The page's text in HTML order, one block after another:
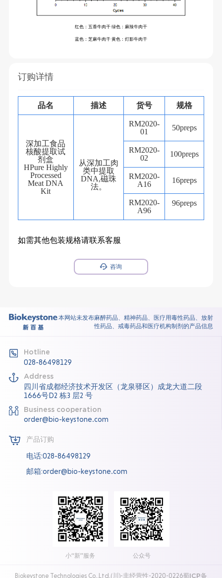
红色：五香牛肉干 绿色：麻辣牛肉干
蓝色：芝麻牛肉干 黄色：灯影牛肉干
订购详情
品名 描述 货号 规格
深加工食品
核酸提取试
剂盒
HPure Highly
Processed
Meat DNA
Kit
从深加工肉
类中提取
DNA,磁珠
法。
RM2020-
01
50preps
RM2020-
02
100preps
RM2020-
A16
16preps
RM2020-
A96
96preps
如需其他包装规格请联系客服
咨询
本网站未发布麻醉药品、精神药品、医疗用毒性药品、放射
性药品、戒毒药品和医疗机构制剂的产品信息
Hotline
028-86498129
Address
四川省成都经济技术开发区（龙泉驿区）成龙大道二段
1666号D2 栋3 层2 号
Business cooperation
order@bio-keystone.com
产品订购
电话:028-86498129
邮箱:order@bio-keystone.com
小“新”服务 公众号
Biokeystone Technologies Co.,Ltd.(川)-非经营性-2020-0226蜀ICP备